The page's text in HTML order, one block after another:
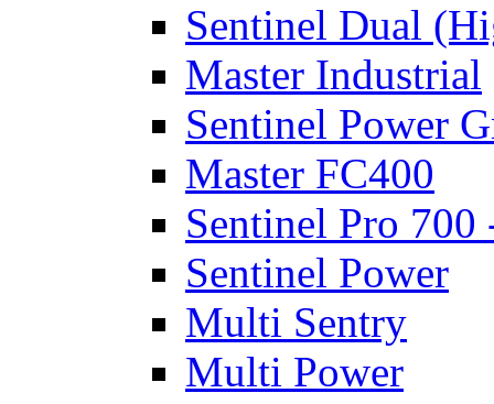
Sentinel Dual
Master Industrial
Sentinel Power
Master FC400
Sentinel Pro 700
Sentinel Power
Multi Sentry
Multi Power